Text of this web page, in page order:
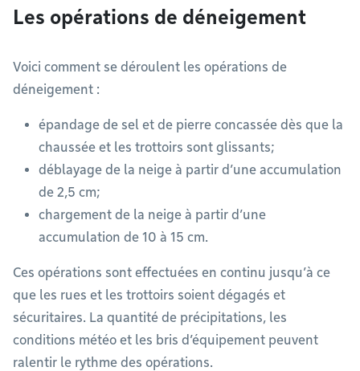
Les opérations de déneigement
Voici comment se déroulent les opérations de
déneigement :
épandage de sel et de pierre concassée dès que la
chaussée et les trottoirs sont glissants;
déblayage de la neige à partir d’une accumulation
de 2,5 cm;
chargement de la neige à partir d’une
accumulation de 10 à 15 cm.
Ces opérations sont effectuées en continu jusqu’à ce
que les rues et les trottoirs soient dégagés et
sécuritaires. La quantité de précipitations, les
conditions météo et les bris d’équipement peuvent
ralentir le rythme des opérations.